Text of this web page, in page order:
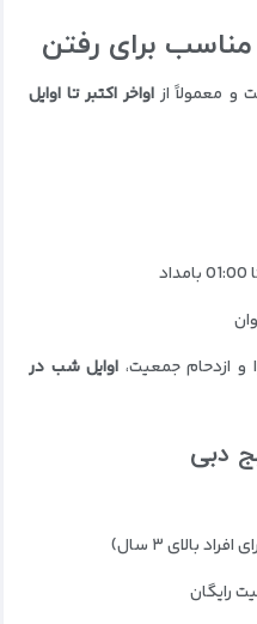
برای رفتن
و معمولاً از اواخر اکتبر تا اوایل
و ازدحام جمعیت، اوایل شب در
دبی